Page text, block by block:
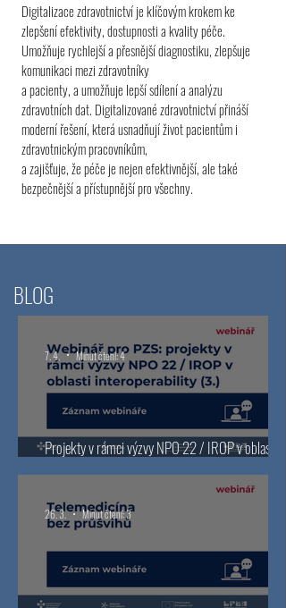
Digitalizace zdravotnictví je klíčovým krokem ke
zlepšení efektivity, dostupnosti a kvality péče.
Umožňuje rychlejší a přesnější diagnostiku, zlepšuje
komunikaci mezi zdravotníky
a pacienty, a umožňuje lepší sdílení a analýzu
zdravotních dat. Digitalizované zdravotnictví přináší
moderní řešení, která usnadňují život pacientům i
zdravotnickým pracovníkům,
a zajišťuje, že péče je nejen efektivnější, ale také
bezpečnější a přístupnější pro všechny.
BLOG
Projekty v rámci výzvy NPO 22 / IROP v oblasti
interoperability – záznam webináře 3
7. 4. Minut čtení: 4
26. 3. Minut čtení: 3